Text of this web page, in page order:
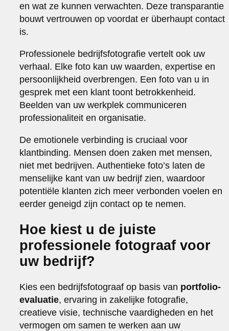
en wat ze kunnen verwachten. Deze transparantie
bouwt vertrouwen op voordat er überhaupt contact
is.
Professionele bedrijfsfotografie vertelt ook uw
verhaal. Elke foto kan uw waarden, expertise en
persoonlijkheid overbrengen. Een foto van u in
gesprek met een klant toont betrokkenheid.
Beelden van uw werkplek communiceren
professionaliteit en organisatie.
De emotionele verbinding is cruciaal voor
klantbinding. Mensen doen zaken met mensen,
niet met bedrijven. Authentieke foto’s laten de
menselijke kant van uw bedrijf zien, waardoor
potentiële klanten zich meer verbonden voelen en
eerder geneigd zijn contact op te nemen.
Hoe kiest u de juiste
professionele fotograaf voor
uw bedrijf?
Kies een bedrijfsfotograaf op basis van portfolio-
evaluatie, ervaring in zakelijke fotografie,
creatieve visie, technische vaardigheden en het
vermogen om samen te werken aan uw